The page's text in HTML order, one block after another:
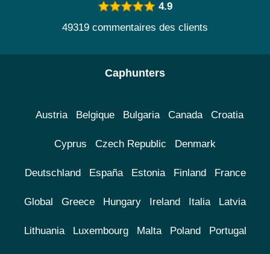
4.9
49319 commentaires des clients
Caphunters
Austria Belgique Bulgaria Canada Croatia
Cyprus Czech Republic Denmark
Deutschland España Estonia Finland France
Global Greece Hungary Ireland Italia Latvia
Lithuania Luxembourg Malta Poland Portugal